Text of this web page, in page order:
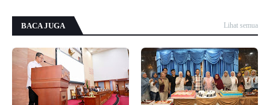
BACA JUGA Lihat semua